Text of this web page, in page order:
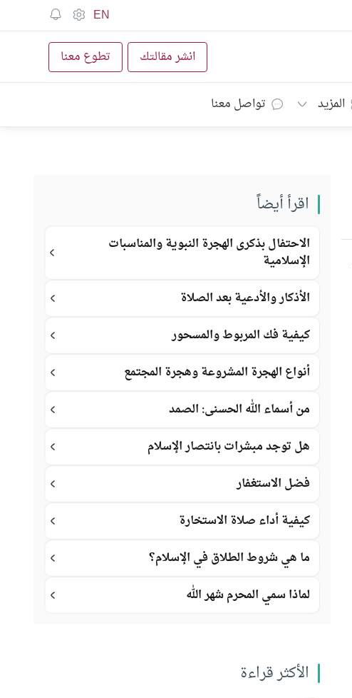
EN
انشر مقالتك تطوع معنا
المزيد تواصل معنا
اقرأ أيضاً
الاحتفال بذكرى الهجرة النبوية والمناسبات
الإسلامية
الأذكار والأدعية بعد الصلاة
كيفية فك المربوط والمسحور
أنواع الهجرة المشروعة وهجرة المجتمع
من أسماء الله الحسنى: الصمد
هل توجد مبشرات بانتصار الإسلام
فضل الاستغفار
كيفية أداء صلاة الاستخارة
ما هي شروط الطلاق في الإسلام؟
لماذا سمي المحرم شهر الله
الأكثر قراءة